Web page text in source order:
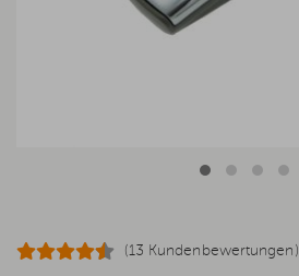
(13 Kundenbewertungen)